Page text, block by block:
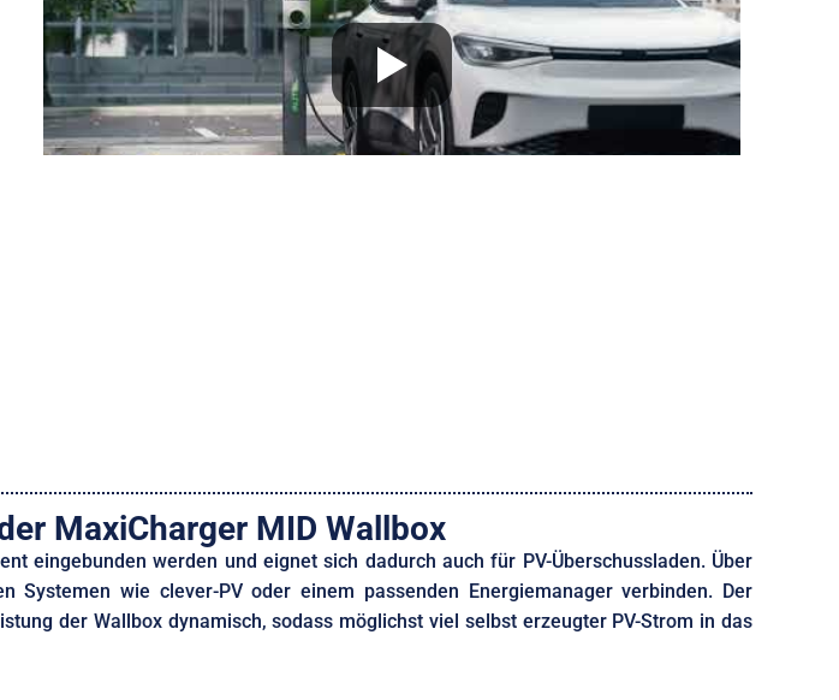
MaxiCharger MID Wallbox
eingebunden werden und eignet sich dadurch auch für PV-Überschussladen. Über
wie clever-PV oder einem passenden Energiemanager verbinden. Der
der Wallbox dynamisch, sodass möglichst viel selbst erzeugter PV-Strom in das